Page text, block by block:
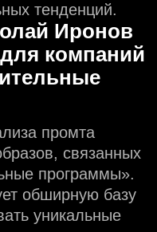
тенденций.
Иронов
компаний
промта
связанных
программы».
обширную базу
уникальные